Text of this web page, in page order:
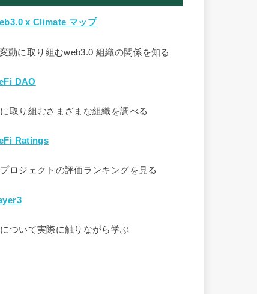
x Climate マップ
動に取り組むweb3.0 組織の関係を知る
DAO
取り組むさまざまな組織を調べる
Ratings
ロジェクトの評価ランキングを見る
ついて実際に触りながら学ぶ